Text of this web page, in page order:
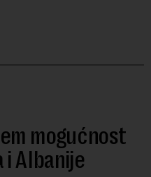
mogućnost
i Albanije